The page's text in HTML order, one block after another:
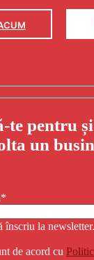
te pentru
un
înscriu la newsletter.
de acord cu